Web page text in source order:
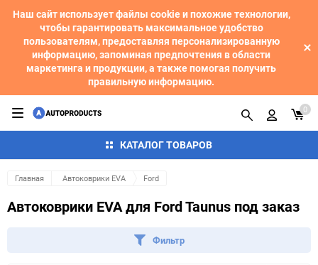
Наш сайт использует файлы cookie и похожие технологии,
чтобы гарантировать максимальное удобство
пользователям, предоставляя персонализированную
информацию, запоминая предпочтения в области
маркетинга и продукции, а также помогая получить
правильную информацию.
КАТАЛОГ ТОВАРОВ
0
Главная Автоковрики EVA Ford
Автоковрики EVA для Ford Taunus под заказ
Фильтр